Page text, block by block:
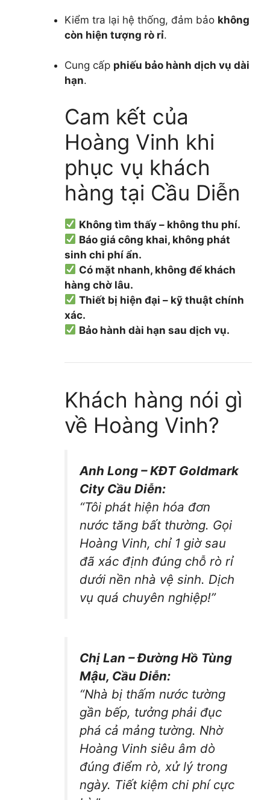
Kiểm tra lại hệ thống, đảm bảo không
còn hiện tượng rò rỉ.
Cung cấp phiếu bảo hành dịch vụ dài
hạn.
Cam kết của
Hoàng Vinh khi
phục vụ khách
hàng tại Cầu Diễn
Không tìm thấy – không thu phí.
Báo giá công khai, không phát
sinh chi phí ẩn.
Có mặt nhanh, không để khách
hàng chờ lâu.
Thiết bị hiện đại – kỹ thuật chính
xác.
Bảo hành dài hạn sau dịch vụ.
Khách hàng nói gì
về Hoàng Vinh?
Anh Long – KĐT Goldmark
City Cầu Diễn:
“Tôi phát hiện hóa đơn
nước tăng bất thường. Gọi
Hoàng Vinh, chỉ 1 giờ sau
đã xác định đúng chỗ rò rỉ
dưới nền nhà vệ sinh. Dịch
vụ quá chuyên nghiệp!”
Chị Lan – Đường Hồ Tùng
Mậu, Cầu Diễn:
“Nhà bị thấm nước tường
gần bếp, tưởng phải đục
phá cả mảng tường. Nhờ
Hoàng Vinh siêu âm dò
đúng điểm rò, xử lý trong
ngày. Tiết kiệm chi phí cực